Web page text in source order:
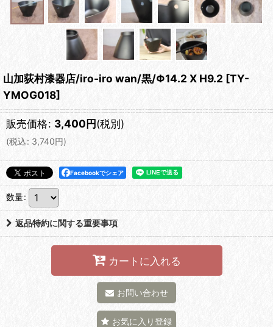
山加荻村漆器店/iro-iro wan/黒/Φ14.2 X H9.2 [TY-
YMOG018]
販売価格: 3,400円(税別)
(税込: 3,740円)
Facebookでシェア
数量:
返品特約に関する重要事項
カートに入れる
お問い合わせ
お気に入り登録